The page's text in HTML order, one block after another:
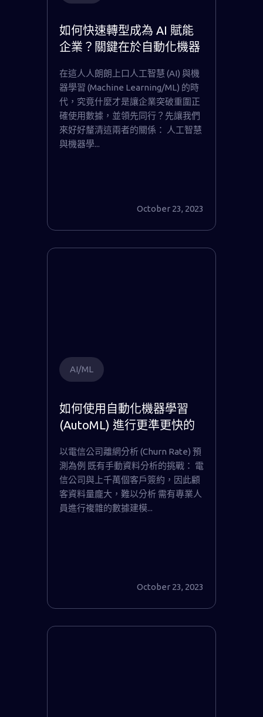
如何快速轉型成為 AI 賦能
企業？關鍵在於自動化機器
在這人人朗朗上口人工智慧 (AI) 與機
器學習 (Machine Learning/ML) 的時
代，究竟什麼才是讓企業突破重圍正
確使用數據，並領先同行？先讓我們
來好好釐清這兩者的關係： 人工智慧
與機器學...
October 23, 2023
AI/ML
如何使用自動化機器學習
(AutoML) 進行更準更快的
1/3
以電信公司離網分析 (Churn Rate) 預
測為例 既有手動資料分析的挑戰： 電
信公司與上千萬個客戶簽約，因此顧
客資料量龐大，難以分析 需有專業人
員進行複雜的數據建模...
October 23, 2023